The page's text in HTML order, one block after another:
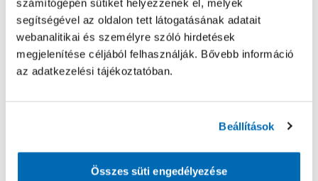
számítógépén sütiket helyezzenek el, melyek
segítségével az oldalon tett látogatásának adatait
webanalitikai és személyre szóló hirdetések
megjelenítése céljából felhasználják. Bővebb információ
az adatkezelési tájékoztatóban.
Beállítások
Összes süti engedélyezése